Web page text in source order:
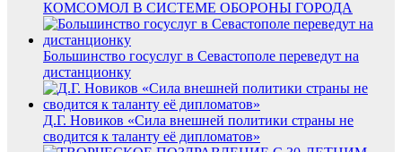
КОМСОМОЛ В СИСТЕМЕ ОБОРОНЫ ГОРОДА
Большинство госуслуг в Севастополе переведут на
дистанционку
Д.Г. Новиков «Сила внешней политики страны не
сводится к таланту её дипломатов»